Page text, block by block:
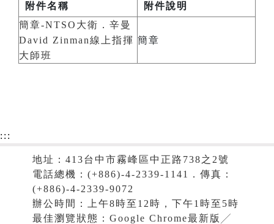
附件名稱
附件說明
簡章-NTSO大衛．辛曼
David Zinman線上指揮
大師班
簡章
:::
地址：413台中市霧峰區中正路738之2號
電話總機：(+886)-4-2339-1141．傳真：
(+886)-4-2339-9072
辦公時間：上午8時至12時，下午1時至5時
最佳瀏覽狀態：Google Chrome最新版╱